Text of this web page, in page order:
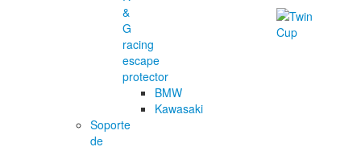
&
G
racing
escape
protector
BMW
Kawasaki
Soporte
de